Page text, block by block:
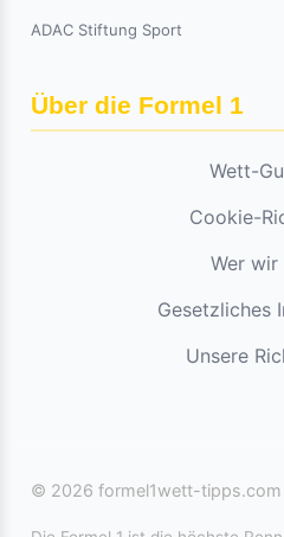
ADAC Stiftung Sport
Über die Formel 1
Wett-
Cookie-
Wer wir
Gesetzliches
Unsere
© 2026 formel1wett-tipps.com